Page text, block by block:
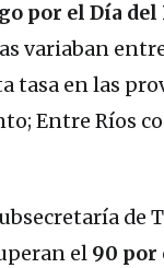
por el Día
variaban
tasa en las
Entre Ríos
de
el 90 por